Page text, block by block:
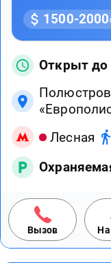
1500-
Открыт до
Лесная
Вызов На